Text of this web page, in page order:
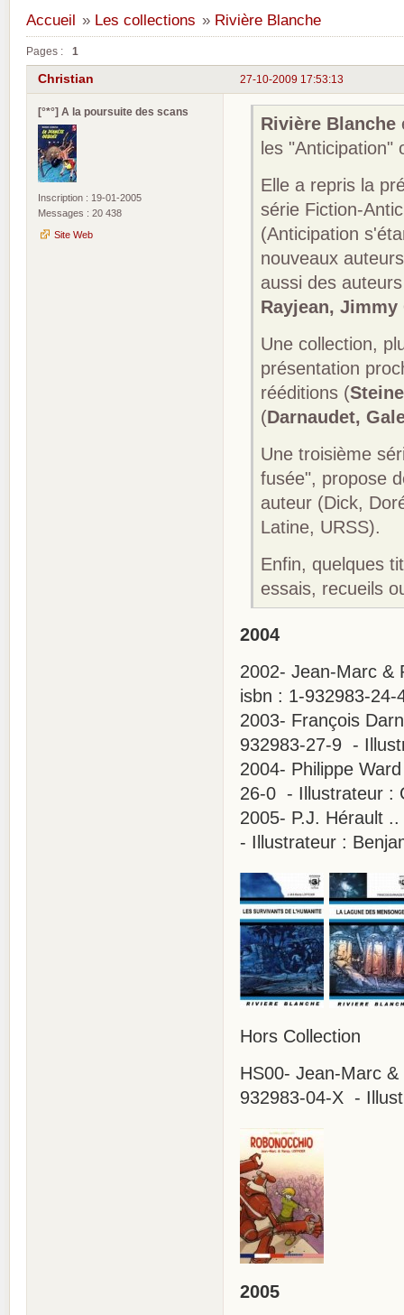
Accueil » Les collections » Rivière Blanche
Pages : 1
27-10-2009 17:53:13
Christian
[°*°] A la poursuite des scans
Inscription : 19-01-2005
Messages : 20 438
Site Web
Rivière Blanche
les "Anticipation"
Elle a repris la
série Fiction-
(Anticipation
nouveaux
aussi des
Rayjean,
Une collection,
présentation
rééditions (
(Darnaudet,
Une troisième
fusée", propose
auteur (Dick,
Latine, URSS).
Enfin, quelques
essais, recueils
2004
2002- Jean-Marc &
isbn : 1-932983-
2003- François
932983-27-9 -
2004- Philippe
26-0 - Illustrateur :
2005- P.J. Hérault
- Illustrateur :
Hors Collection
HS00- Jean-Marc
932983-04-X -
2005